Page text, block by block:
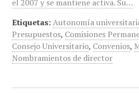
el 2007 y se mantiene activa. Su…
Etiquetas: Autonomía
Presupuestos, Comisiones
Consejo Universitario, Convenios,
Nombramientos de director